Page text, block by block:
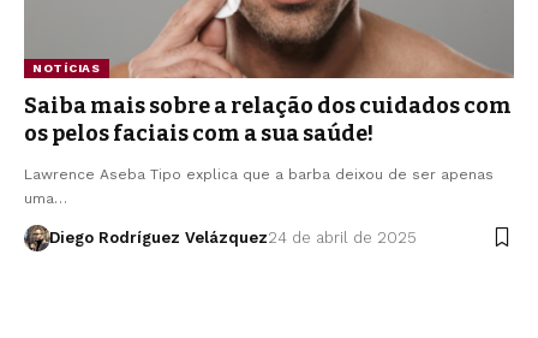
NOTÍCIAS
Saiba mais sobre a relação dos cuidados com
os pelos faciais com a sua saúde!
Lawrence Aseba Tipo explica que a barba deixou de ser apenas
uma…
Diego Rodríguez Velázquez24 de abril de 2025